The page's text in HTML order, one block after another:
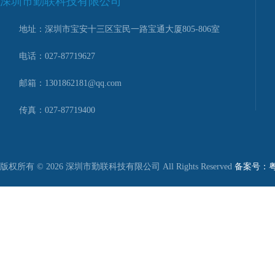
地址：深圳市宝安十三区宝民一路宝通大厦805-806室
电话：027-87719627
邮箱：1301862181@qq.com
传真：027-87719400
版权所有 © 2026 深圳市勤联科技有限公司 All Rights Reserved 备案号：